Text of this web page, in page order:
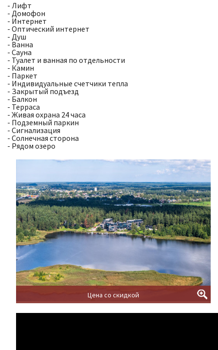
- Лифт
- Домофон
- Интернет
- Оптический интернет
- Душ
- Ванна
- Cауна
- Туалет и ванная по отдельности
- Камин
- Паркет
- Индивидуальные счетчики тепла
- Закрытый подъезд
- Балкон
- Терраса
- Живая охрана 24 часа
- Подземный паркин
- Сигнализация
- Солнечная сторона
- Рядом озеро
Цена со скидкой